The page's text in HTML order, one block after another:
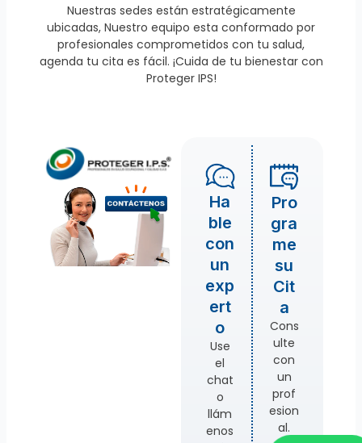
Nuestras sedes están estratégicamente
ubicadas, Nuestro equipo esta conformado por
profesionales comprometidos con tu salud,
agenda tu cita es fácil. ¡Cuida de tu bienestar con
Proteger IPS!
Ha
ble
con
un
exp
ert
o
Use
el
chat
o
llám
enos
Pro
gra
me
su
Cit
a
Cons
ulte
con
un
prof
esion
al.